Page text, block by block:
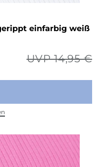
einfarbig weiß
UVP 14,95 €